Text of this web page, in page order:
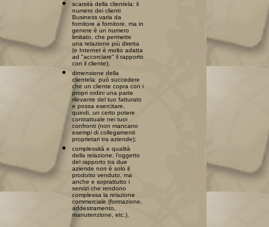
scarsità della clientela: il
numero dei clienti
Business varia da
fornitore a fornitore, ma in
genere è un numero
limitato, che permette
una relazione più diretta
(e Internet è molto adatta
ad "accorciare" il rapporto
con il cliente);
dimensione della
clientela: può succedere
che un cliente copra con i
propri ordini una parte
rilevante del tuo fatturato
e possa esercitare,
quindi, un certo potere
contrattuale nei tuoi
confronti (non mancano
esempi di collegamenti
proprietari tra aziende);
complessità e qualità
della relazione: l'oggetto
del rapporto tra due
aziende non è solo il
prodotto venduto, ma
anche e soprattutto i
servizi che rendono
complessa la relazione
commerciale (formazione,
addestramento,
manutenzione, etc.).